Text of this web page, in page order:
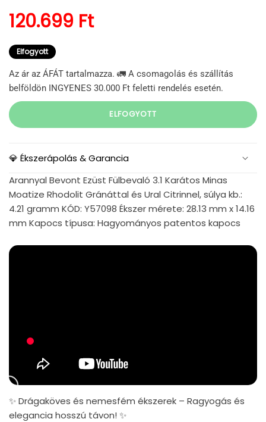
Normál ár
120.699 Ft
Elfogyott
Az ár az ÁFÁT tartalmazza. 🚛 A csomagolás és szállítás
belföldön INGYENES 30.000 Ft feletti rendelés esetén.
ELFOGYOTT
💎 Ékszerápolás & Garancia
Arannyal Bevont Ezüst Fülbevaló 3.1 Karátos Minas
Moatize Rhodolit Gránáttal és Ural Citrinnel, súlya kb.:
4.21 gramm KÓD: Y57098 Ékszer mérete: 28.13 mm x 14.16
mm Kapocs típusa: Hagyományos patentos kapocs
✨ Drágaköves és nemesfém ékszerek – Ragyogás és
elegancia hosszú távon! ✨